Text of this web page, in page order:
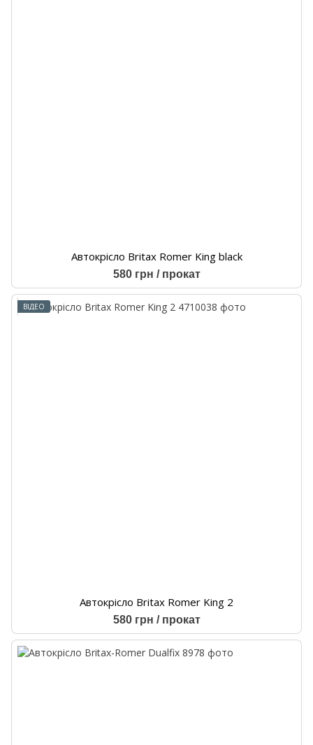
Автокрісло Britax Romer King black
580 грн / прокат
ВІДЕО
Автокрісло Britax Romer King 2
580 грн / прокат